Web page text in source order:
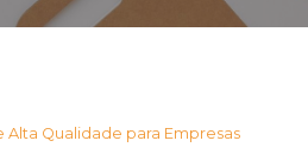
Qualidade para Empresas
receber comunicações.